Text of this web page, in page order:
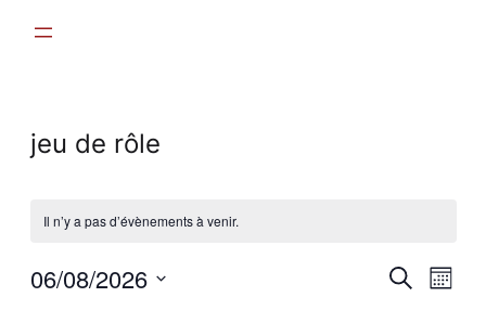
jeu de rôle
Il n’y a pas d’évènements à venir.
Recherche
Mois
06/08/2026